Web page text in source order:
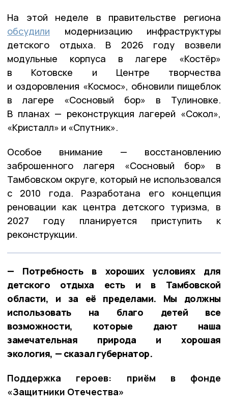
На этой неделе в правительстве региона
обсудили модернизацию инфраструктуры
детского отдыха. В 2026 году возвели
модульные корпуса в лагере «Костёр»
в Котовске и Центре творчества
и оздоровления «Космос», обновили пищеблок
в лагере «Сосновый бор» в Тулиновке.
В планах — реконструкция лагерей «Сокол»,
«Кристалл» и «Спутник».
Особое внимание — восстановлению
заброшенного лагеря «Сосновый бор» в
Тамбовском округе, который не использовался
с 2010 года. Разработана его концепция
реновации как центра детского туризма, в
2027 году планируется приступить к
реконструкции.
— Потребность в хороших условиях для
детского отдыха есть и в Тамбовской
области, и за её пределами. Мы должны
использовать на благо детей все
возможности, которые дают наша
замечательная природа и хорошая
экология, — сказал губернатор.
Поддержка героев: приём в фонде
«Защитники Отечества»